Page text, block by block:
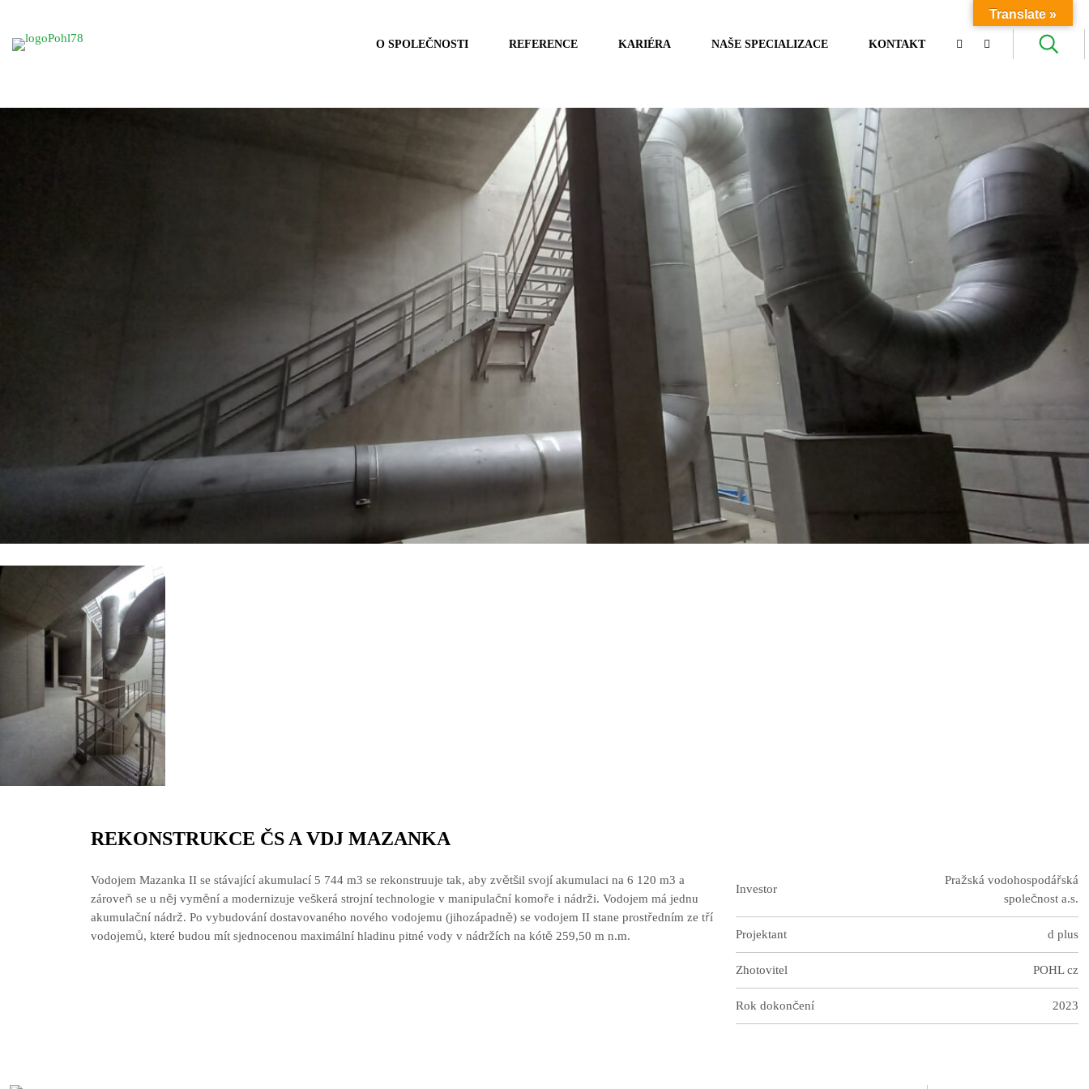
O SPOLEČNOSTI REFERENCE KARIÉRA NAŠE SPECIALIZACE KONTAKT
REKONSTRUKCE ČS A VDJ MAZANKA
Vodojem Mazanka II se stávající akumulací 5 744 m3 se rekonstruuje tak, aby zvětšil svojí akumulaci na 6 120 m3 a
zároveň se u něj vymění a modernizuje veškerá strojní technologie v manipulační komoře i nádrži. Vodojem má jednu
akumulační nádrž. Po vybudování dostavovaného nového vodojemu (jihozápadně) se vodojem II stane prostředním ze tří
vodojemů, které budou mít sjednocenou maximální hladinu pitné vody v nádržích na kótě 259,50 m n.m.
Investor
Pražská vodohospodářská
společnost a.s.
Projektant d plus
Zhotovitel POHL cz
Rok dokončení 2023
Translate »